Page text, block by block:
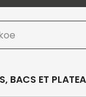
BACS ET